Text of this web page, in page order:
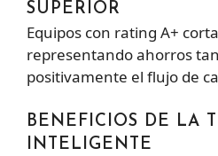
SUPERIOR
Equipos con rating A+
representando ahorros
positivamente el flujo de
BENEFICIOS DE LA
INTELIGENTE